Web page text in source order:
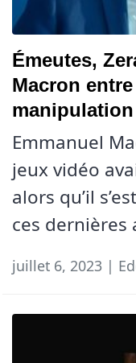
Émeutes,
Macron
Emmanuel
jeux vidéo
alors qu’il
ces dernières
juillet 6, 2023 |